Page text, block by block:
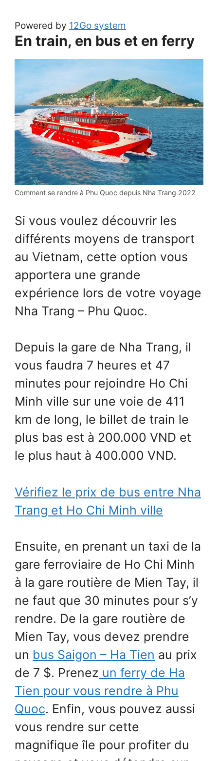
Powered by 12Go system
En train, en bus et en ferry
Comment se rendre à Phu Quoc depuis Nha Trang 2022
Si vous voulez découvrir les
différents moyens de transport
au Vietnam, cette option vous
apportera une grande
expérience lors de votre voyage
Nha Trang – Phu Quoc.
Depuis la gare de Nha Trang, il
vous faudra 7 heures et 47
minutes pour rejoindre Ho Chi
Minh ville sur une voie de 411
km de long, le billet de train le
plus bas est à 200.000 VND et
le plus haut à 400.000 VND.
Vérifiez le prix de bus entre Nha
Trang et Ho Chi Minh ville
Ensuite, en prenant un taxi de la
gare ferroviaire de Ho Chi Minh
à la gare routière de Mien Tay, il
ne faut que 30 minutes pour s’y
rendre. De la gare routière de
Mien Tay, vous devez prendre
un bus Saigon – Ha Tien au prix
de 7 $. Prenez un ferry de Ha
Tien pour vous rendre à Phu
Quoc. Enfin, vous pouvez aussi
vous rendre sur cette
magnifique île pour profiter du